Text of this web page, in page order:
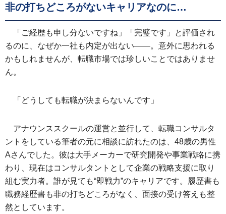
非の打ちどころがないキャリアなのに…
「ご経歴も申し分ないですね」「完璧です」と評価され
るのに、なぜか一社も内定が出ない――。意外に思われる
かもしれませんが、転職市場では珍しいことではありませ
ん。
「どうしても転職が決まらないんです」
アナウンススクールの運営と並行して、転職コンサルタ
ントをしている筆者の元に相談に訪れたのは、48歳の男性
Aさんでした。彼は大手メーカーで研究開発や事業戦略に携
わり、現在はコンサルタントとして企業の戦略支援に取り
組む実力者。誰が見ても“即戦力”のキャリアです。履歴書も
職務経歴書も非の打ちどころがなく、面接の受け答えも整
然としています。